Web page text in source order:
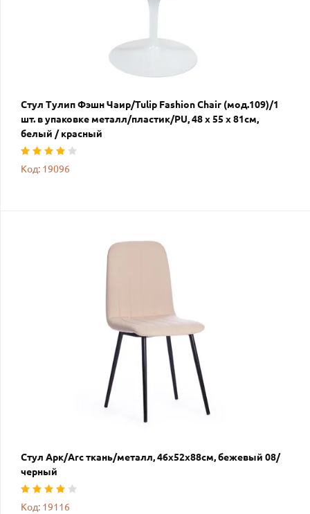
Стул Тулип Фэшн Чаир/Tulip Fashion Chair (мод.109)/1
шт. в упаковке металл/пластик/PU, 48 x 55 x 81см,
белый / красный
Код: 19096
Стул Арк/Arc ткань/металл, 46х52х88см, бежевый 08/
черный
Код: 19116